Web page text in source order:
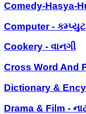
Comedy-Hasya-
Computer -
Cookery - વાનગી
Cross Word And
Dictionary &
Drama & Film -